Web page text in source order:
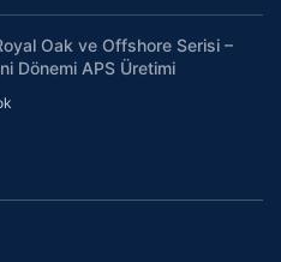
Oak ve Offshore Serisi –
Dönemi APS Üretimi